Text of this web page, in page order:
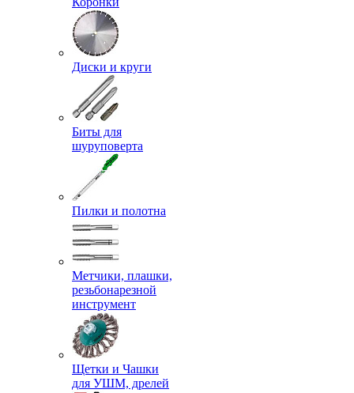
Диски и круги
Биты для
шуруповерта
Пилки и полотна
Метчики, плашки,
резьбонарезной
инструмент
Щетки и Чашки
для УШМ, дрелей